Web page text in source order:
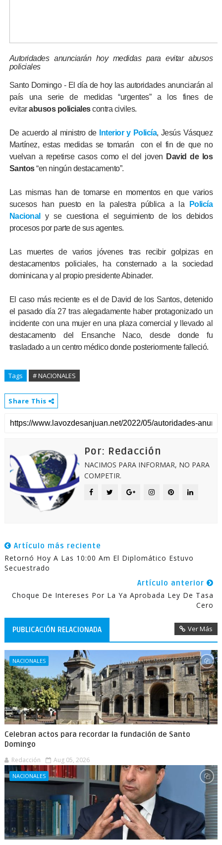
Autoridades anunciarán hoy medidas para evitar abusos
policiales
Santo Domingo - El día de hoy las autoridades anunciarán al
país una serie de medidas “urgentes” a los fines de
evitarabusos policialescontra civiles.
De acuerdo al ministro de Interior y Policía, Jesús Vásquez
Martínez, estas medidas se tomarán con el fin de que no
vuelvan a repetirse casos como el del joven David de los
Santos“en ningún destacamento”.
Las mismas han de tomarse en momentos en que varios
sucesos han puesto en la palestra pública a la
Policía
Nacional
y se cuestiona el seguimiento de los debidos
procesos por parte de sus agentes.
Las muertes de varios jóvenes tras recibir golpizas en
destacamentos policiales, ha consternado a la sociedad
dominicana y al propio presidente Abinader.
El caso más reciente es el de David de los Santos, detenido
el pasado día 27 tras alegadamente haber protagonizado un
incidente con una mujer en una plaza comercial y llevado al
destacamento del Ensanche Naco, desde donde fu
trasladado a un centro médico donde posteriormente falleció.
Tags # NACIONALES
Share This
Por: Redacción
NACIMOS PARA INFORMAR, NO PARA
COMPETIR.
Artículo más reciente
Retornó Hoy A Las 10:00 Am El Diplomático Estuvo
Secuestrado
Artículo anterior
Choque De Intereses Por La Ya Aprobada Ley De Tasa
Cero
PUBLICACIÓN RELACIONADA Ver Más
NACIONALES
Celebran actos para recordar la fundación de Santo
Domingo
Redacción Aug 05, 2026
NACIONALES